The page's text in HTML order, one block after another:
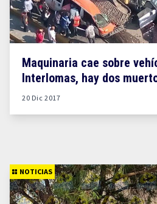
Maquinaria cae sobre
Interlomas, hay dos
20 Dic 2017
NOTICIAS